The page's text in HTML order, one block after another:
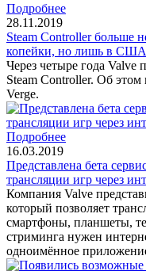
Подробнее
28.11.2019
Steam Controller больше
копейки, но лишь в США
Через четыре года Valve
Steam Controller. Об
Verge.
Подробнее
16.03.2019
Представлена бета
трансляции игр через
Компания Valve
который позволяет
смартфоны, планшеты,
стриминга нужен
одноимённое